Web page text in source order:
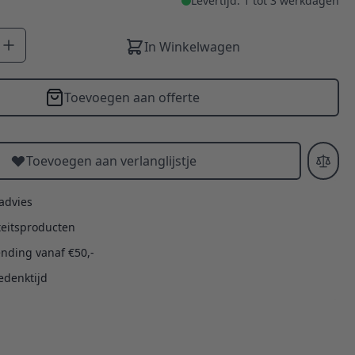
In Winkelwagen
Toevoegen aan offerte
Toevoegen aan verlanglijstje
vanaf €50,-